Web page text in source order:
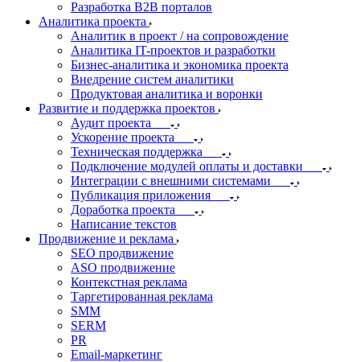
Разработка B2B порталов
Аналитика проекта
Аналитик в проект / на сопровождение
Аналитика IT-проектов и разработки
Бизнес-аналитика и экономика проекта
Внедрение систем аналитики
Продуктовая аналитика и воронки
Развитие и поддержка проектов
Аудит проекта
Ускорение проекта
Техническая поддержка
Подключение модулей оплаты и доставки
Интеграции с внешними системами
Публикация приложения
Доработка проекта
Написание текстов
Продвижение и реклама
SEO продвижение
ASO продвижение
Контекстная реклама
Таргетированная реклама
SMM
SERM
PR
Email-маркетинг